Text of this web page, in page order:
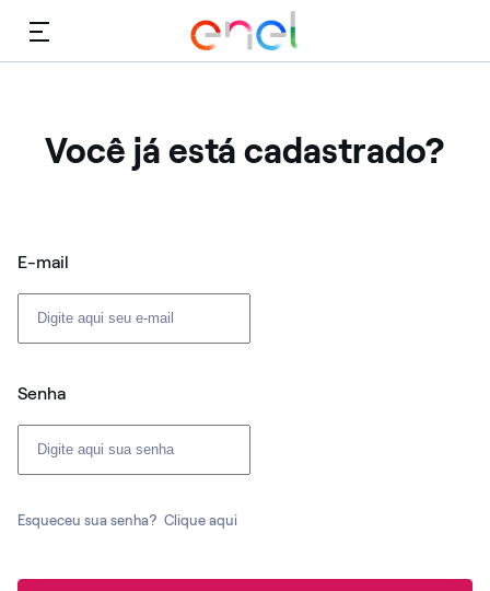
Cardápio
Você já está cadastrado?
Login: usuário e senha
E-mail
Senha
Esqueceu sua senha? Clique aqui